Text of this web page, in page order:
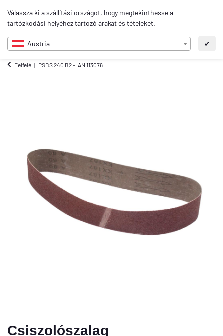
Válassza ki a szállítási országot, hogy megtekinthesse a
tartózkodási helyéhez tartozó árakat és tételeket.
Austria ✔
HU
Felfelé PSBS 240 B2 - IAN 113076
Csiszolószalag